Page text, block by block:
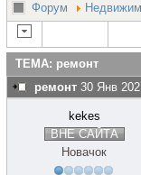
Форум
ТЕМА: ремонт
ремонт 30 Янв
kekes
ВНЕ САЙТА
Новачок